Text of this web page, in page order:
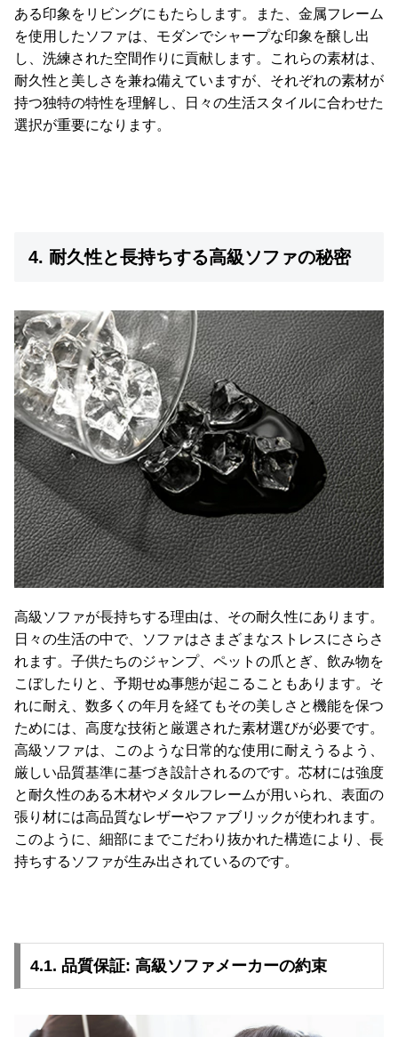
ある印象をリビングにもたらします。また、金属フレーム
を使用したソファは、モダンでシャープな印象を醸し出
し、洗練された空間作りに貢献します。これらの素材は、
耐久性と美しさを兼ね備えていますが、それぞれの素材が
持つ独特の特性を理解し、日々の生活スタイルに合わせた
選択が重要になります。
4. 耐久性と長持ちする高級ソファの秘密
高級ソファが長持ちする理由は、その耐久性にあります。
日々の生活の中で、ソファはさまざまなストレスにさらさ
れます。子供たちのジャンプ、ペットの爪とぎ、飲み物を
こぼしたりと、予期せぬ事態が起こることもあります。そ
れに耐え、数多くの年月を経てもその美しさと機能を保つ
ためには、高度な技術と厳選された素材選びが必要です。
高級ソファは、このような日常的な使用に耐えうるよう、
厳しい品質基準に基づき設計されるのです。芯材には強度
と耐久性のある木材やメタルフレームが用いられ、表面の
張り材には高品質なレザーやファブリックが使われます。
このように、細部にまでこだわり抜かれた構造により、長
持ちするソファが生み出されているのです。
4.1. 品質保証: 高級ソファメーカーの約束